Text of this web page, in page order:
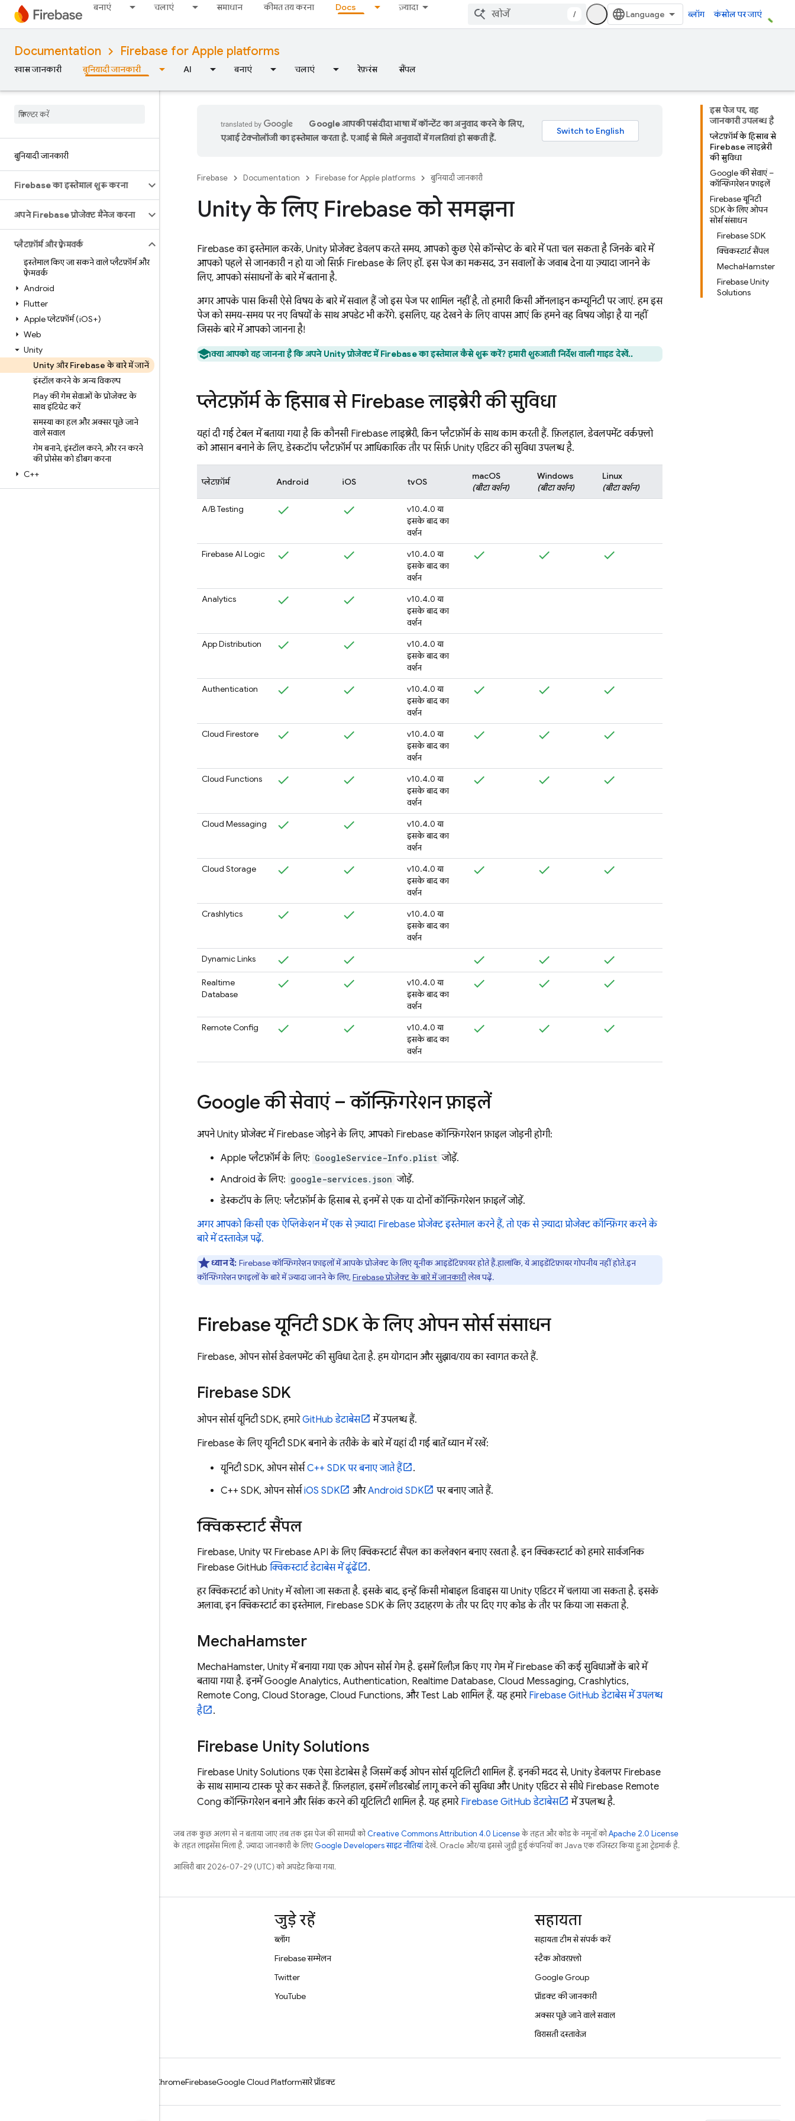
बनाएं चलाएं समाधान कीमत तय करना Docs ज़्यादा
/ ब्लॉग कंसोल पर जाएं
Documentation Firebase for Apple platforms
खास जानकारी बुनियादी जानकारी AI बनाएं चलाएं रेफ़रंस सैंपल
बुनियादी जानकारी
Firebase का इस्तेमाल शुरू करना
अपने Firebase प्रोजेक्ट मैनेज करना
प्लैटफ़ॉर्म और फ़्रेमवर्क
इस्तेमाल किए जा सकने वाले प्लैटफ़ॉर्म और
फ़्रेमवर्क
Android
Flutter
Apple प्लेटफ़ॉर्म (iOS+)
Web
Unity
Unity और Firebase के बारे में जानें
इंस्टॉल करने के अन्य विकल्प
Play की गेम सेवाओं के प्रोजेक्ट के
साथ इंटिग्रेट करें
समस्या का हल और अक्सर पूछे जाने
वाले सवाल
गेम बनाने,इंस्टॉल करने, और रन करने
की प्रोसेस को डीबग करना
C++
इस पेज पर, यह
जानकारी उपलब्ध है
प्लेटफ़ॉर्म के हिसाब से
Firebase लाइब्रेरी
की सुविधा
Google की सेवाएं –
कॉन्फ़िगरेशन फ़ाइलें
Firebase यूनिटी
SDK के लिए ओपन
सोर्स संसाधन
Firebase SDK
क्विकस्टार्ट सैंपल
MechaHamster
Firebase Unity
Solutions
Google आपकी पसंदीदा भाषा में कॉन्टेंट का अनुवाद करने के लिए,
एआई टेक्नोलॉजी का इस्तेमाल करता है. एआई से मिले अनुवादों में गलतियां हो सकती हैं.
Firebase Documentation Firebase for Apple platforms बुनियादी जानकारी
Unity के लिए Firebase को समझना
Firebase का इस्तेमाल करके, Unity प्रोजेक्ट डेवलप करते समय, आपको कुछ ऐसे कॉन्सेप्ट के बारे में पता चल सकता है जिनके बारे में
आपको पहले से जानकारी न हो या जो सिर्फ़ Firebase के लिए हों. इस पेज का मकसद, उन सवालों के जवाब देना या ज़्यादा जानने के
लिए, आपको संसाधनों के बारे में बताना है.
अगर आपके पास किसी ऐसे विषय के बारे में सवाल हैं जो इस पेज पर शामिल नहीं है, तो हमारी किसी ऑनलाइन कम्यूनिटी पर जाएं. हम इस
पेज को समय-समय पर नए विषयों के साथ अपडेट भी करेंगे. इसलिए, यह देखने के लिए वापस आएं कि हमने वह विषय जोड़ा है या नहीं
जिसके बारे में आपको जानना है!
क्या आपको यह जानना है कि अपने Unity प्रोजेक्ट में Firebase का इस्तेमाल कैसे शुरू करें? हमारी शुरुआती निर्देश वाली गाइड देखें..
प्लेटफ़ॉर्म के हिसाब से Firebase लाइब्रेरी की सुविधा
यहां दी गई टेबल में बताया गया है कि कौनसी Firebase लाइब्रेरी, किन प्लैटफ़ॉर्म के साथ काम करती हैं. फ़िलहाल, डेवलपमेंट वर्कफ़्लो
को आसान बनाने के लिए, डेस्कटॉप प्लैटफ़ॉर्म पर आधिकारिक तौर पर सिर्फ़ Unity एडिटर की सुविधा उपलब्ध है.
प्लेटफ़ॉर्म Android iOS tvOS
macOS
(बीटा वर्शन)
Windows
(बीटा वर्शन)
Linux
(बीटा वर्शन)
A/B Testing
v10.4.0 या
इसके बाद का
वर्शन
Firebase AI Logic
v10.4.0 या
इसके बाद का
वर्शन
Analytics
v10.4.0 या
इसके बाद का
वर्शन
App Distribution
v10.4.0 या
इसके बाद का
वर्शन
Authentication
v10.4.0 या
इसके बाद का
वर्शन
Cloud Firestore
v10.4.0 या
इसके बाद का
वर्शन
Cloud Functions
v10.4.0 या
इसके बाद का
वर्शन
Cloud Messaging
v10.4.0 या
इसके बाद का
वर्शन
Cloud Storage
v10.4.0 या
इसके बाद का
वर्शन
Crashlytics
v10.4.0 या
इसके बाद का
वर्शन
Dynamic Links
Realtime
Database
v10.4.0 या
इसके बाद का
वर्शन
Remote Config
v10.4.0 या
इसके बाद का
वर्शन
Google की सेवाएं – कॉन्फ़िगरेशन फ़ाइलें
अपने Unity प्रोजेक्ट में Firebase जोड़ने के लिए, आपको Firebase कॉन्फ़िगरेशन फ़ाइल जोड़नी होगी:
Apple प्लैटफ़ॉर्म के लिए: GoogleService-Info.plist जोड़ें.
Android के लिए: google-services.json जोड़ें.
डेस्कटॉप के लिए: प्लैटफ़ॉर्म के हिसाब से, इनमें से एक या दोनों कॉन्फ़िगरेशन फ़ाइलें जोड़ें.
अगर आपको किसी एक ऐप्लिकेशन में एक से ज़्यादा Firebase प्रोजेक्ट इस्तेमाल करने हैं, तो एक से ज़्यादा प्रोजेक्ट कॉन्फ़िगर करने के
बारे में दस्तावेज़ पढ़ें.
ध्यान दें: Firebase कॉन्फ़िगरेशन फ़ाइलों में आपके प्रोजेक्ट के लिए यूनीक आइडेंटिफ़ायर होते हैं. हालांकि, ये आइडेंटिफ़ायर गोपनीय नहीं होते. इन
कॉन्फ़िगरेशन फ़ाइलों के बारे में ज़्यादा जानने के लिए, Firebase प्रोजेक्ट के बारे में जानकारीलेख पढ़ें.
Firebase यूनिटी SDK के लिए ओपन सोर्स संसाधन
Firebase, ओपन सोर्स डेवलपमेंट की सुविधा देता है. हम योगदान और सुझाव/राय का स्वागत करते हैं.
Firebase SDK
ओपन सोर्स यूनिटी SDK, हमारेGitHub डेटाबेस
में उपलब्ध हैं.
Firebase के लिए यूनिटी SDK बनाने के तरीके के बारे में यहां दी गई बातें ध्यान में रखें:
यूनिटी SDK, ओपन सोर्सC++ SDK पर बनाए जाते हैं
.
C++ SDK, ओपन सोर्सiOS SDK औरAndroid SDK पर बनाए जाते हैं.
क्विकस्टार्ट सैंपल
Firebase, Unity पर Firebase API के लिए क्विकस्टार्ट सैंपल का कलेक्शन बनाए रखता है. इन क्विकस्टार्ट को हमारे सार्वजनिक
Firebase GitHub क्विकस्टार्ट डेटाबेस में ढूंढें
.
हर क्विकस्टार्ट को Unity में खोला जा सकता है. इसके बाद, इन्हें किसी मोबाइल डिवाइस या Unity एडिटर में चलाया जा सकता है. इसके
अलावा, इन क्विकस्टार्ट का इस्तेमाल, Firebase SDK के लिए उदाहरण के तौर पर दिए गए कोड के तौर पर किया जा सकता है.
MechaHamster
MechaHamster, Unity में बनाया गया एक ओपन सोर्स गेम है. इसमें रिलीज़ किए गए गेम में Firebase की कई सुविधाओं के बारे में
बताया गया है. इनमेंGoogle Analytics, Authentication, Realtime Database, Cloud Messaging, Crashlytics,
Remote Config, Cloud Storage, Cloud Functions, औरTest Lab शामिल हैं. यह हमारे Firebase GitHub डेटाबेस में उपलब्ध
है
.
Firebase Unity Solutions
Firebase Unity Solutions एक ऐसा डेटाबेस है जिसमें कई ओपन सोर्स यूटिलिटी शामिल हैं. इनकी मदद से, Unity डेवलपर Firebase
के साथ सामान्य टास्क पूरे कर सकते हैं. फ़िलहाल, इसमें लीडरबोर्ड लागू करने की सुविधा और Unity एडिटर से सीधे Firebase Remote
Config कॉन्फ़िगरेशन बनाने और सिंक करने की यूटिलिटी शामिल है. यह हमारे Firebase GitHub डेटाबेस में उपलब्ध है.
जब तक कुछ अलग से न बताया जाए, तब तक इस पेज की सामग्री कोCreative Commons Attribution 4.0 Licenseके तहत और कोड के नमूनों कोApache 2.0 License
के तहत लाइसेंस मिला है. ज़्यादा जानकारी के लिए,Google Developers साइट नीतियांदेखें. Oracle और/या इससे जुड़ी हुई कंपनियों का, Java एक रजिस्टर किया हुआ ट्रेडमार्क है.
आखिरी बार 2026-07-29 (UTC) को अपडेट किया गया.
जुड़े रहें
ब्लॉग
Firebase सम्मेलन
Twitter
YouTube
सहायता
सहायता टीम से संपर्क करें
स्टैक ओवरफ़्लो
Google Group
प्रॉडक्ट की जानकारी
अक्सर पूछे जाने वाले सवाल
विरासती दस्तावेज़
ChromeFirebaseGoogle Cloud Platformसारे प्रॉडक्ट